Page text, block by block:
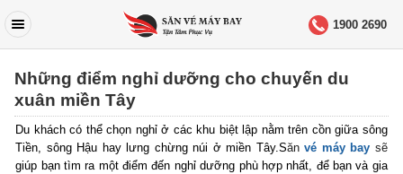
1900 2690
Những điểm nghỉ dưỡng cho chuyến du
xuân miền Tây
Du khách có thể chọn nghỉ ở các khu biệt lập nằm trên cồn giữa sông
Tiền, sông Hậu hay lưng chừng núi ở miền Tây.Sănvé máy bay sẽ
giúp bạn tìm ra một điểm đến nghỉ dưỡng phù hợp nhất, để bạn và gia